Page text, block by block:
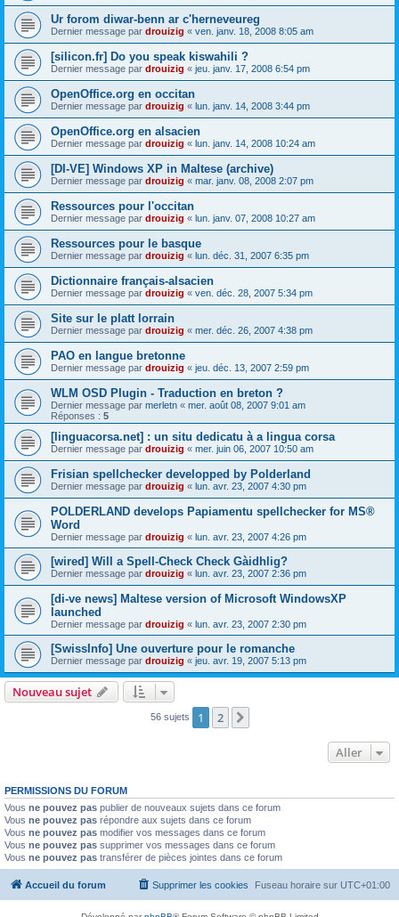
Ur forom diwar-benn ar c'herneveureg
Dernier message par drouizig « ven. janv. 18, 2008 8:05 am
[silicon.fr] Do you speak kiswahili ?
Dernier message par drouizig « jeu. janv. 17, 2008 6:54 pm
OpenOffice.org en occitan
Dernier message par drouizig « lun. janv. 14, 2008 3:44 pm
OpenOffice.org en alsacien
Dernier message par drouizig « lun. janv. 14, 2008 10:24 am
[DI-VE] Windows XP in Maltese (archive)
Dernier message par drouizig « mar. janv. 08, 2008 2:07 pm
Ressources pour l'occitan
Dernier message par drouizig « lun. janv. 07, 2008 10:27 am
Ressources pour le basque
Dernier message par drouizig « lun. déc. 31, 2007 6:35 pm
Dictionnaire français-alsacien
Dernier message par drouizig « ven. déc. 28, 2007 5:34 pm
Site sur le platt lorrain
Dernier message par drouizig « mer. déc. 26, 2007 4:38 pm
PAO en langue bretonne
Dernier message par drouizig « jeu. déc. 13, 2007 2:59 pm
WLM OSD Plugin - Traduction en breton ?
Dernier message par merletn « mer. août 08, 2007 9:01 am
Réponses : 5
[linguacorsa.net] : un situ dedicatu à a lingua corsa
Dernier message par drouizig « mer. juin 06, 2007 10:50 am
Frisian spellchecker developped by Polderland
Dernier message par drouizig « lun. avr. 23, 2007 4:30 pm
POLDERLAND develops Papiamentu spellchecker for MS®
Word
Dernier message par drouizig « lun. avr. 23, 2007 4:26 pm
[wired] Will a Spell-Check Check Gàidhlig?
Dernier message par drouizig « lun. avr. 23, 2007 2:36 pm
[di-ve news] Maltese version of Microsoft WindowsXP
launched
Dernier message par drouizig « lun. avr. 23, 2007 2:30 pm
[SwissInfo] Une ouverture pour le romanche
Dernier message par drouizig « jeu. avr. 19, 2007 5:13 pm
Nouveau sujet
56 sujets 1 2
Aller
PERMISSIONS DU FORUM
Vous ne pouvez pas publier de nouveaux sujets dans ce forum
Vous ne pouvez pas répondre aux sujets dans ce forum
Vous ne pouvez pas modifier vos messages dans ce forum
Vous ne pouvez pas supprimer vos messages dans ce forum
Vous ne pouvez pas transférer de pièces jointes dans ce forum
Accueil du forum Fuseau horaire sur UTC+01:00
Supprimer les cookies